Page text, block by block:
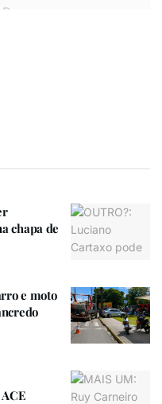
6% não souberam ou
ouviram
governo e 16%
internacionais de até
chapa de
e moto